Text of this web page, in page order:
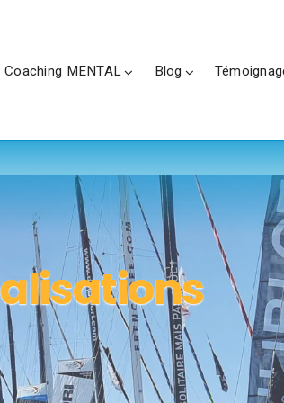
Coaching MENTAL Blog